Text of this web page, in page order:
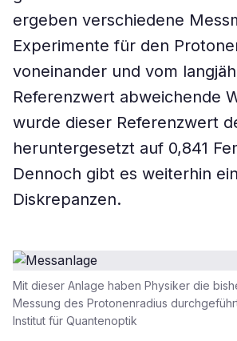
ergeben verschiedene
Experimente für den
voneinander und vom
Referenzwert abweichende
wurde dieser Referenzwert
heruntergesetzt auf 0,841
Dennoch gibt es weiterhin
Diskrepanzen.
Mit dieser Anlage haben Physiker die
Messung des Protonenradius
Institut für Quantenoptik